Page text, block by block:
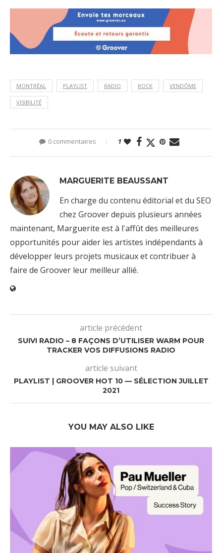
MONTRÉAL PLAYLIST RADIO ROCK VENDÔME
VISIBILITÉ
0 commentaires 1
MARGUERITE BEAUSSANT
En charge du contenu éditorial et du SEO
chez Groover depuis plusieurs années
maintenant, Marguerite est à l'affût des meilleures
opportunités pour aider les artistes indépendants à
développer leurs projets musicaux et contribuer à
faire de Groover leur meilleur allié.
article précédent
SUIVI RADIO – 8 FAÇONS D’UTILISER WARM POUR
TRACKER VOS DIFFUSIONS RADIO
article suivant
PLAYLIST | GROOVER HOT 10 — SÉLECTION JUILLET
2021
YOU MAY ALSO LIKE